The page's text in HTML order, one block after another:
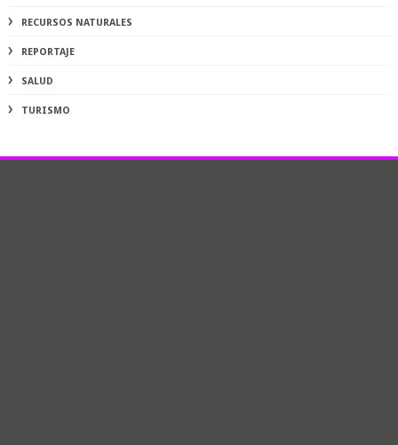
RECURSOS NATURALES
REPORTAJE
SALUD
TURISMO